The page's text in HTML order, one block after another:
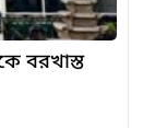
বরখাস্ত